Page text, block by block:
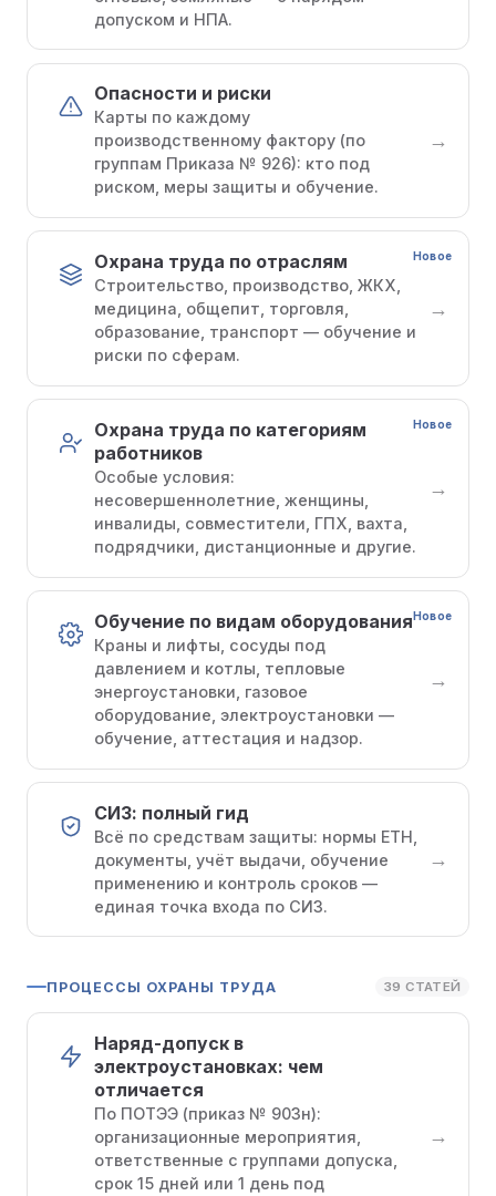
допуском и НПА.
Опасности и риски
Карты по каждому
производственному фактору (по
группам Приказа № 926): кто под
риском, меры защиты и обучение.
→
Новое
Охрана труда по отраслям
Строительство, производство, ЖКХ,
медицина, общепит, торговля,
образование, транспорт — обучение и
риски по сферам.
→
Новое
Охрана труда по категориям
работников
Особые условия:
несовершеннолетние, женщины,
инвалиды, совместители, ГПХ, вахта,
подрядчики, дистанционные и другие.
→
Новое
Обучение по видам оборудования
Краны и лифты, сосуды под
давлением и котлы, тепловые
энергоустановки, газовое
оборудование, электроустановки —
обучение, аттестация и надзор.
→
СИЗ: полный гид
Всё по средствам защиты: нормы ЕТН,
документы, учёт выдачи, обучение
применению и контроль сроков —
единая точка входа по СИЗ.
→
ПРОЦЕССЫ ОХРАНЫ ТРУДА 39 СТАТЕЙ
Наряд-допуск в
электроустановках: чем
отличается
По ПОТЭЭ (приказ № 903н):
организационные мероприятия,
ответственные с группами допуска,
срок 15 дней или 1 день под
→